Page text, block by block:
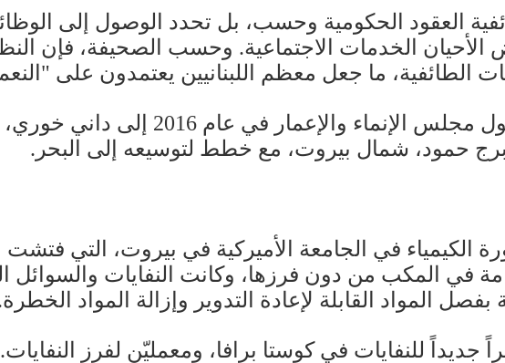
العقود الحكومية وحسب، بل تحدد الوصول إلى
الأحيان الخدمات الاجتماعية. وحسب الصحيفة، فإن
الطائفية، ما جعل معظم اللبنانيين يعتمدون على
لذلك لم يكن مفاجئاً تحول مجلس
حمود، شمال بيروت، مع خطط لتوسيعه إلى البحر.
في المكب من دون فرزها، وكانت النفايات والسوائل
المواد القابلة لإعادة التدوير وإزالة المواد
جديداً للنفايات في كوستا برافا، ومعمليّن لفرز